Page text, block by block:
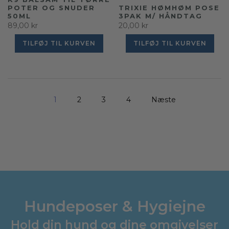
POTER OG SNUDER
50ML
89,00 kr
TILFØJ TIL KURVEN
TRIXIE HØMHØM POSE
3PAK M/ HÅNDTAG
20,00 kr
TILFØJ TIL KURVEN
1 2 3 4 Næste
Hundeposer & Hygiejne
Hold din hund og dine omgivelser